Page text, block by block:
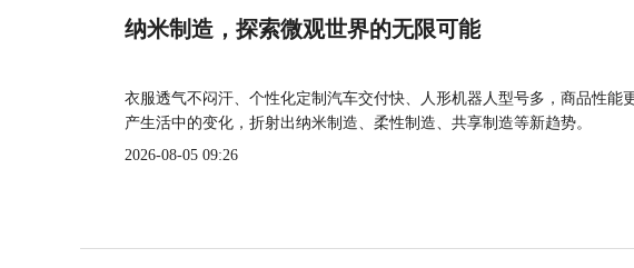
纳米制造，探索微观世界的无限可能
衣服透气不闷汗、个性化定制汽车交付快、人形机器人型号多，商品性
产生活中的变化，折射出纳米制造、柔性制造、共享制造等新趋势。
2026-08-05 09:26